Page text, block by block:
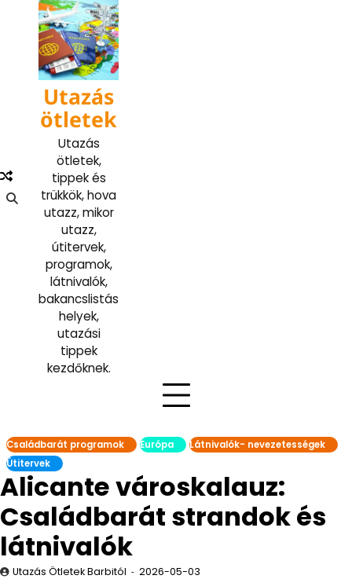
content
Utazás
ötletek
Utazás
ötletek,
tippek és
trükkök, hova
utazz, mikor
utazz,
útitervek,
programok,
látnivalók,
bakancslistás
helyek,
utazási
tippek
kezdőknek.
Családbarát programok Európa
Látnivalók- nevezetességek
Útitervek
Alicante városkalauz:
Családbarát strandok és
látnivalók
Utazás Ötletek Barbitól 2026-05-03